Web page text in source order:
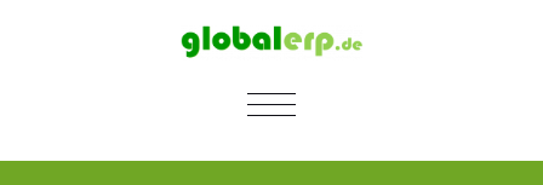
SCHALTE NAVIGATION